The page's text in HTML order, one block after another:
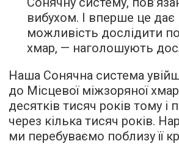
вибухом. І вперше це дає
можливість дослідити
хмар, — наголошують
Наша Сонячна система
до Місцевої міжзоряної
десятків тисяч років тому і
через кілька тисяч років.
ми перебуваємо поблизу її